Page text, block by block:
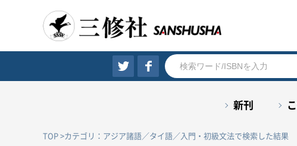
新刊
TOP カテゴリ：アジア諸語／タイ語／入門・初級文法で検索した結果